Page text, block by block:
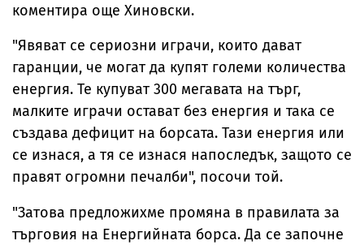
коментира още Хиновски.
"Явяват се сериозни играчи, които дават
гаранции, че могат да купят големи количества
енергия. Те купуват 300 мегавата на търг,
малките играчи остават без енергия и така се
създава дефицит на борсата. Тази енергия или
се изнася, а тя се изнася напоследък, защото се
правят огромни печалби", посочи той.
"Затова предложихме промяна в правилата за
търговия на Енергийната борса. Да се започне